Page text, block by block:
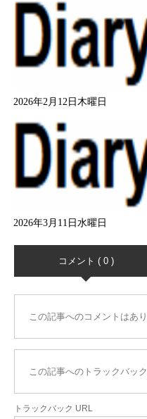
2026年2月12日木曜日
2026年3月11日水曜日
コメント ( 0 )
この記事へのコメントはあり
この記事へのトラックバッ
トラックバック URL